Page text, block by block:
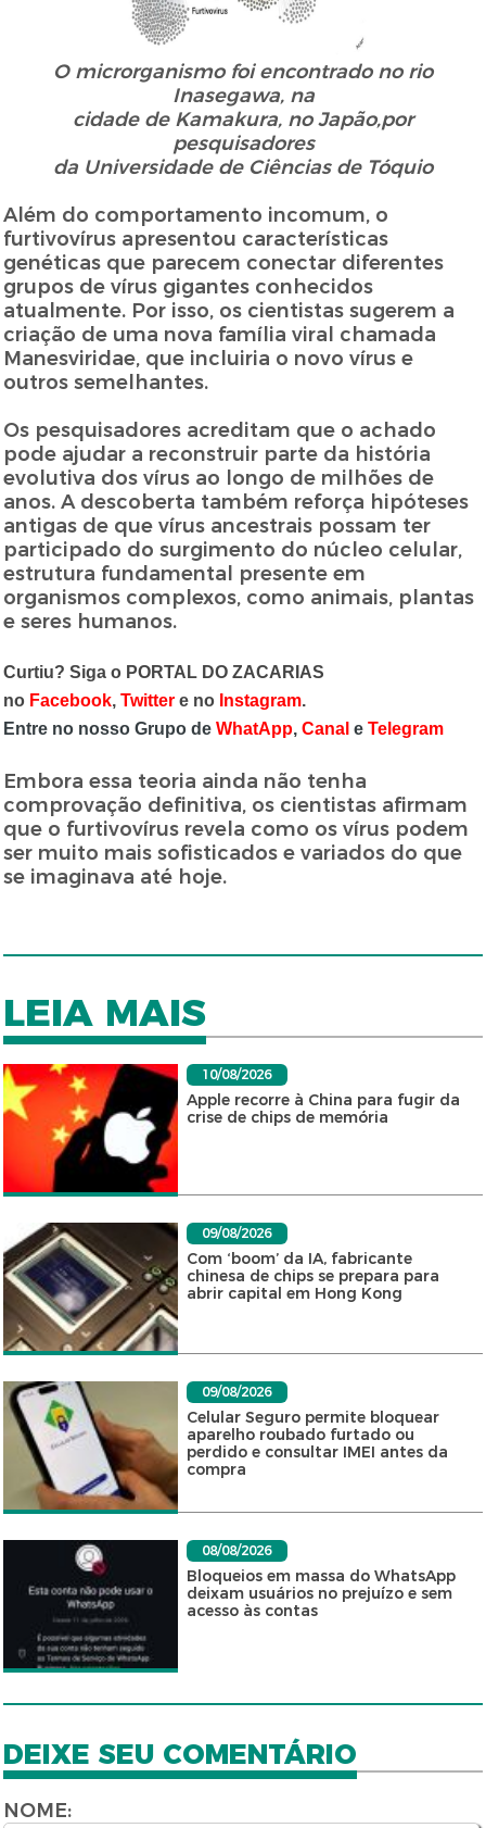
O microrganismo foi encontrado no rio
Inasegawa, na
cidade de Kamakura, no Japão,por
pesquisadores
da Universidade de Ciências de Tóquio
Além do comportamento incomum, o
furtivovírus apresentou características
genéticas que parecem conectar diferentes
grupos de vírus gigantes conhecidos
atualmente. Por isso, os cientistas sugerem a
criação de uma nova família viral chamada
Manesviridae, que incluiria o novo vírus e
outros semelhantes.
Os pesquisadores acreditam que o achado
pode ajudar a reconstruir parte da história
evolutiva dos vírus ao longo de milhões de
anos. A descoberta também reforça hipóteses
antigas de que vírus ancestrais possam ter
participado do surgimento do núcleo celular,
estrutura fundamental presente em
organismos complexos, como animais, plantas
e seres humanos.
Curtiu? Siga o PORTAL DO ZACARIAS
no Facebook,Twitter e no Instagram.
Entre no nosso Grupo deWhatApp,Canal eTelegram
Embora essa teoria ainda não tenha
comprovação definitiva, os cientistas afirmam
que o furtivovírus revela como os vírus podem
ser muito mais sofisticados e variados do que
se imaginava até hoje.
LEIA MAIS
10/08/2026
Apple recorre à China para fugir da
crise de chips de memória
09/08/2026
Com ‘boom’ da IA, fabricante
chinesa de chips se prepara para
abrir capital em Hong Kong
09/08/2026
Celular Seguro permite bloquear
aparelho roubado furtado ou
perdido e consultar IMEI antes da
compra
08/08/2026
Bloqueios em massa do WhatsApp
deixam usuários no prejuízo e sem
acesso às contas
DEIXE SEU COMENTÁRIO
NOME: